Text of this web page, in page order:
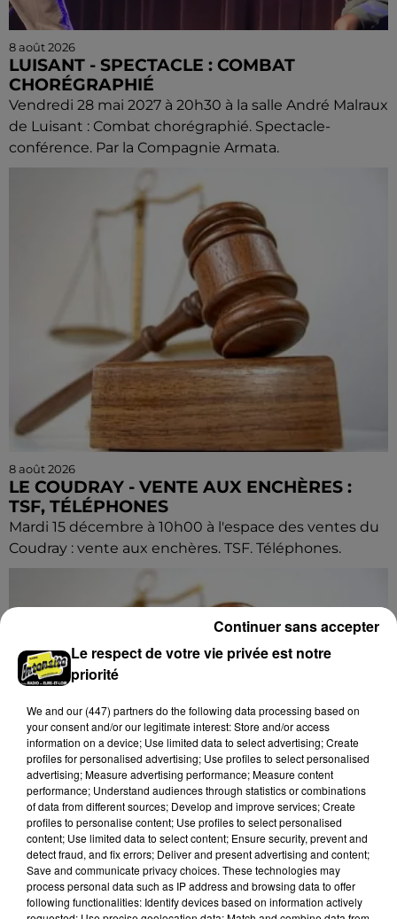
8 août 2026
LUISANT - SPECTACLE : COMBAT
CHORÉGRAPHIÉ
Vendredi 28 mai 2027 à 20h30 à la salle André Malraux
de Luisant : Combat chorégraphié. Spectacle-
conférence. Par la Compagnie Armata.
8 août 2026
LE COUDRAY - VENTE AUX ENCHÈRES :
TSF, TÉLÉPHONES
Mardi 15 décembre à 10h00 à l'espace des ventes du
Coudray : vente aux enchères. TSF. Téléphones.
8 août 2026
CHARTRES - VENTE AUX ENCHÈRES :
AUTOMATES, MUSIQUE MÉCANIQUE,...
Le respect de votre vie privée est notre
priorité
We and our (447) partnersdo the following data processing based on
your consent and/or our legitimate interest: Store and/or access
information on a device; Use limited data to select advertising; Create
profiles for personalised advertising; Use profiles to select personalised
advertising; Measure advertising performance; Measure content
performance; Understand audiences through statistics or combinations
of data from different sources; Develop and improve services; Create
profiles to personalise content; Use profiles to select personalised
content; Use limited data to select content; Ensure security, prevent and
detect fraud, and fix errors; Deliver and present advertising and content;
Save and communicate privacy choices. These technologies may
process personal data such as IP address and browsing data to offer
following functionalities: Identify devices based on information actively
Continuer sans accepter